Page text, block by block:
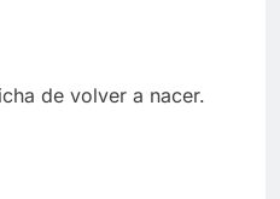
de volver a nacer.